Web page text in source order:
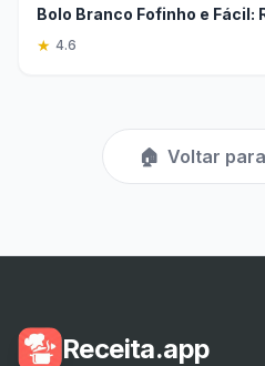
Bolo Branco Fofinho e Fácil:
★ 4.6
🏠 Voltar
Receita.app